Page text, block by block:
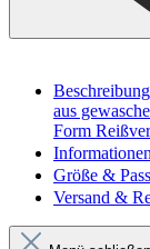
Beschreibung
aus
Form
Größe &
Versand &